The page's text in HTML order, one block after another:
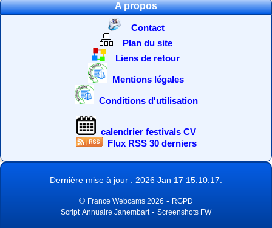
A propos
Contact
Plan du site
Liens de retour
Mentions légales
Conditions d'utilisation
calendrier festivals CV
Flux RSS 30 derniers
Dernière mise à jour : 2026 Jan 17 15:10:17.
© France Webcams 2026 - RGPD
Script Annuaire Janembart- Screenshots FW